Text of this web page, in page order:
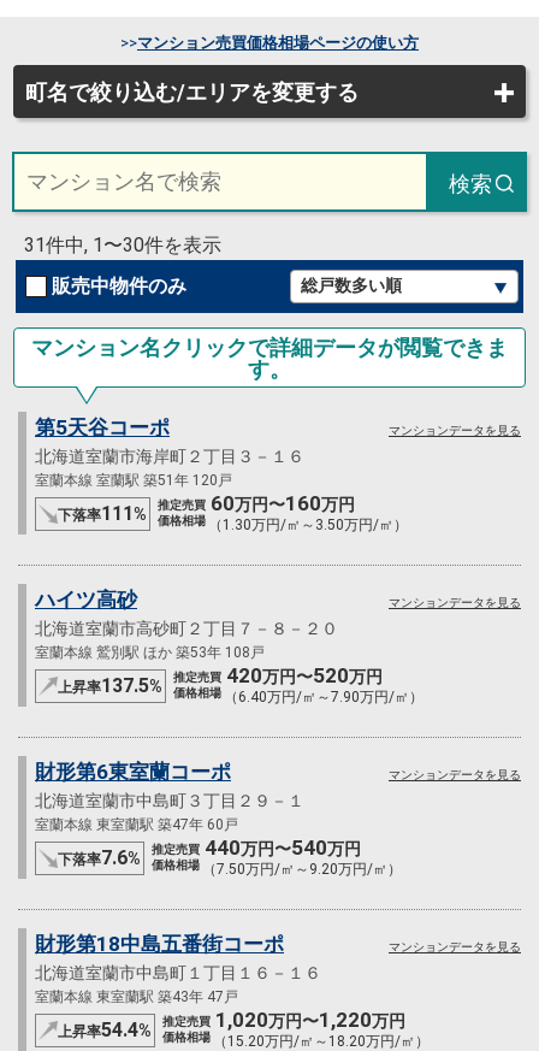
町名で絞り込む/エリアを変更する
>>マンション売買価格相場ページの使い方
検索
31件中, 1〜30件を表示
販売中物件のみ
マンション名クリックで詳細データが閲覧できま
す。
第5天谷コーポ
北海道室蘭市海岸町２丁目３－１６
室蘭本線 室蘭駅 築51年 120戸
下落率111%
推定売買
価格相場
60万円〜160万円
（1.30万円/㎡～3.50万円/㎡）
マンションデータを見る
ハイツ高砂
北海道室蘭市高砂町２丁目７－８－２０
室蘭本線 鷲別駅 ほか 築53年 108戸
上昇率137.5%
推定売買
価格相場
420万円〜520万円
（6.40万円/㎡～7.90万円/㎡）
マンションデータを見る
財形第6東室蘭コーポ
北海道室蘭市中島町３丁目２９－１
室蘭本線 東室蘭駅 築47年 60戸
下落率7.6%
推定売買
価格相場
440万円〜540万円
（7.50万円/㎡～9.20万円/㎡）
マンションデータを見る
財形第18中島五番街コーポ
北海道室蘭市中島町１丁目１６－１６
室蘭本線 東室蘭駅 築43年 47戸
上昇率54.4%
推定売買
価格相場
1,020万円〜1,220万円
（15.20万円/㎡～18.20万円/㎡）
マンションデータを見る